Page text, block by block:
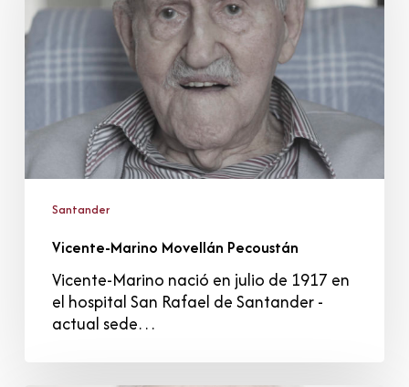
Santander
Vicente-Marino Movellán Pecoustán
Vicente-Marino nació en julio de 1917 en
el hospital San Rafael de Santander -
actual sede…